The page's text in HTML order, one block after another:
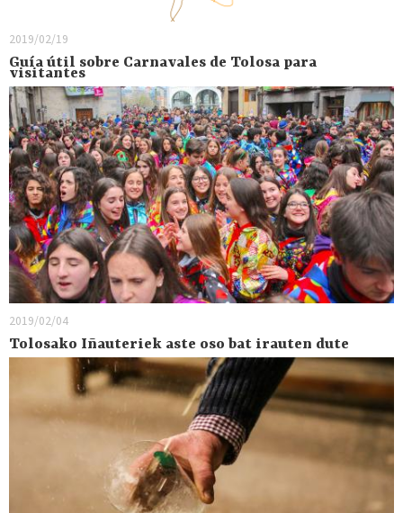
2019/02/19
Guía útil sobre Carnavales de Tolosa para
visitantes
2019/02/04
Tolosako Iñauteriek aste oso bat irauten dute